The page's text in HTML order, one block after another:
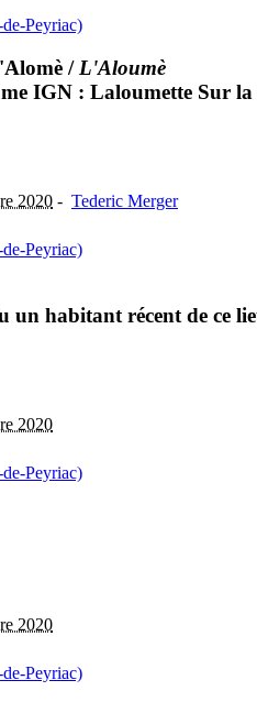
Peyriac)
/ L'Aloumè
IGN : Laloumette Sur
2020 - Tederic Merger
Peyriac)
un habitant récent de ce
2020
Peyriac)
2020
Peyriac)